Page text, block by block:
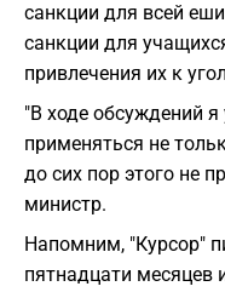
санкции для всей
санкции для
привлечения их к
"В ходе обсуждений
применяться не
до сих пор этого не
министр.
Напомним, "Курсор"
пятнадцати месяцев